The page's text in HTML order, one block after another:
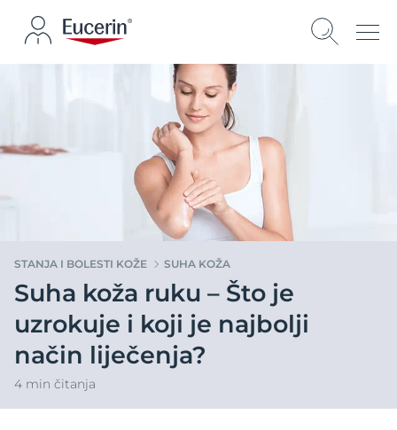
STANJA I BOLESTI KOŽE SUHA KOŽA
Suha koža ruku – Što je
uzrokuje i koji je najbolji
način liječenja?
4 min čitanja